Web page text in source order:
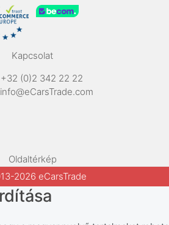
Kapcsolat
+32 (0)2 342 22 22
info@eCarsTrade.com
Oldaltérkép
2026 eCarsTrade